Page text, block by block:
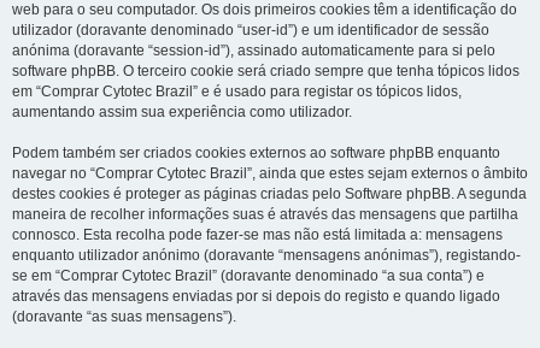
web para o seu computador. Os dois primeiros cookies têm a identificação do
utilizador (doravante denominado “user-id”) e um identificador de sessão
anónima (doravante “session-id”), assinado automaticamente para si pelo
software phpBB. O terceiro cookie será criado sempre que tenha tópicos lidos
em “Comprar Cytotec Brazil” e é usado para registar os tópicos lidos,
aumentando assim sua experiência como utilizador.
Podem também ser criados cookies externos ao software phpBB enquanto
navegar no “Comprar Cytotec Brazil”, ainda que estes sejam externos o âmbito
destes cookies é proteger as páginas criadas pelo Software phpBB. A segunda
maneira de recolher informações suas é através das mensagens que partilha
connosco. Esta recolha pode fazer-se mas não está limitada a: mensagens
enquanto utilizador anónimo (doravante “mensagens anónimas”), registando-
se em “Comprar Cytotec Brazil” (doravante denominado “a sua conta”) e
através das mensagens enviadas por si depois do registo e quando ligado
(doravante “as suas mensagens”).